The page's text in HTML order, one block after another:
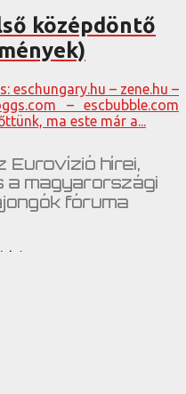
középdöntő
eschungary.hu – zene.hu –
– escbubble.com
ma este már a...